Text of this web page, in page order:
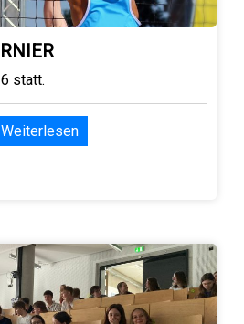
statt.
Weiterlesen